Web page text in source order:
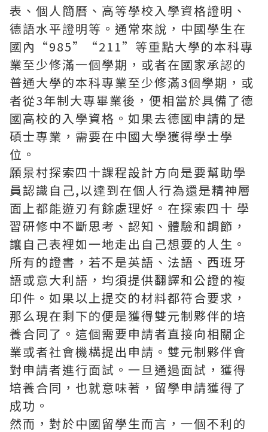
表、個人簡曆、高等學校入學資格證明、
德語水平證明等。通常來說，中國學生在
國內“985”“211”等重點大學的本科專
業至少修滿一個學期，或者在國家承認的
普通大學的本科專業至少修滿3個學期，或
者從3年制大專畢業後，便相當於具備了德
國高校的入學資格。如果去德國申請的是
碩士專業，需要在中國大學獲得學士學
位。
願景村探索四十課程設計方向是要幫助學
員認識自己,以達到在個人行為還是精神層
面上都能遊刃有餘處理好。在探索四十 學
習研修中不斷思考、認知、體驗和調節，
讓自己表裡如一地走出自己想要的人生。
所有的證書，若不是英語、法語、西班牙
語或意大利語，均須提供翻譯和公證的複
印件。如果以上提交的材料都符合要求，
那么現在剩下的便是獲得雙元制夥伴的培
養合同了。這個需要申請者直接向相關企
業或者社會機構提出申請。雙元制夥伴會
對申請者進行面試。一旦通過面試，獲得
培養合同，也就意味著，留學申請獲得了
成功。
然而，對於中國留學生而言，一個不利的